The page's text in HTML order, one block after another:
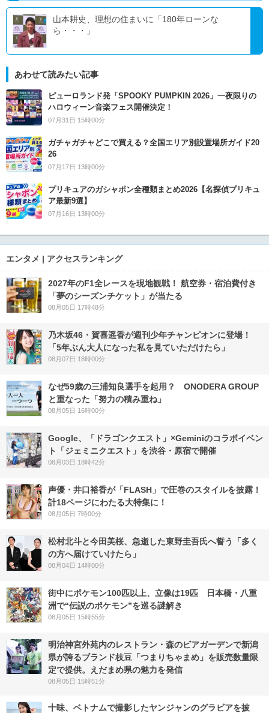
山本耕史、理想の住まいに「180年ローンな
ら・・・」
あわせて読みたい記事
ピューロランド発「SPOOKY PUMPKIN 2026」一夜限りの
ハロウィーン音楽フェス開催決定！
07月31日 15時00分
ガチャガチャどこで買える？全国エリア別設置場所ガイド20
26
07月17日 13時00分
プリキュアのガシャポン全種類まとめ2026【名探偵プリキュ
ア最新9選】
07月16日 13時00分
エンタメ | アクセスランキング
2027年のF1全レースを現地観戦！ 航空券・宿泊費付き
「夢のシーズンチケット」が当たる
08月05日 17時48分
乃木坂46・賀喜遥香が週刊少年チャンピオンに登場！
「5年ぶん大人になった私を見ていただけたら」
08月07日 18時00分
なぜ59歳の三浦知良選手を起用？ ONODERA GROUP
と重なった「努力の積み重ね」
08月05日 16時00分
Google、「ドラゴンクエスト」×Geminiのコラボイベン
ト「ジェミニクエスト」を渋谷・原宿で開催
08月03日 18時42分
声優・井口裕香が「FLASH」で圧巻のスタイルを披露！
計18ページにわたる大特集に！
08月05日 7時00分
松村北斗と今田美桜、急逝した東野圭吾氏へ誓う「多く
の方へ届けていけたら」
08月04日 14時00分
街中にポケモン100匹以上、立像は19匹 日本橋・八重
洲で“伝説のポケモン”を巡る謎解き
08月05日 15時55分
明治神宮外苑内のレストラン・森のビアガーデンで新潟
県が誇るブランド枝豆「つまりちゃまめ」を販売数量限
定で提供。えだまめ県の魅力を発信
08月05日 15時51分
十味、ベトナムで撮影したヤンジャンのグラビアを披